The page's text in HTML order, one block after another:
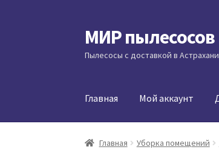
Перейти
к
навигации
Перейти
к
содержимому
МИР пылесосов
Пылесосы с доставкой в Астрахани
Главная Мой аккаунт
Главная Уборка помещений